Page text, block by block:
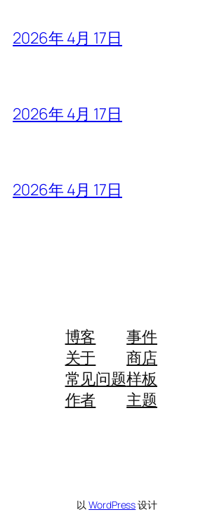
2026年 4月 17日
2026年 4月 17日
2026年 4月 17日
博客
关于
常见问题
作者
事件
商店
样板
主题
以WordPress设计